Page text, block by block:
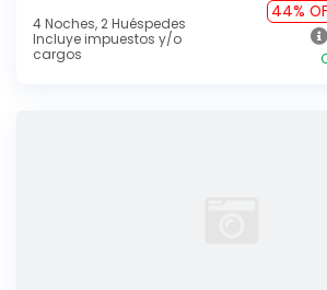
4 Noches, 2 Huéspedes
Incluye impuestos y/o
cargos
44%